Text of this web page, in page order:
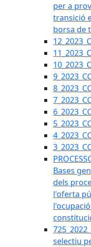
per a
transició
borsa de
Bases
dels
l'oferta
selectiu